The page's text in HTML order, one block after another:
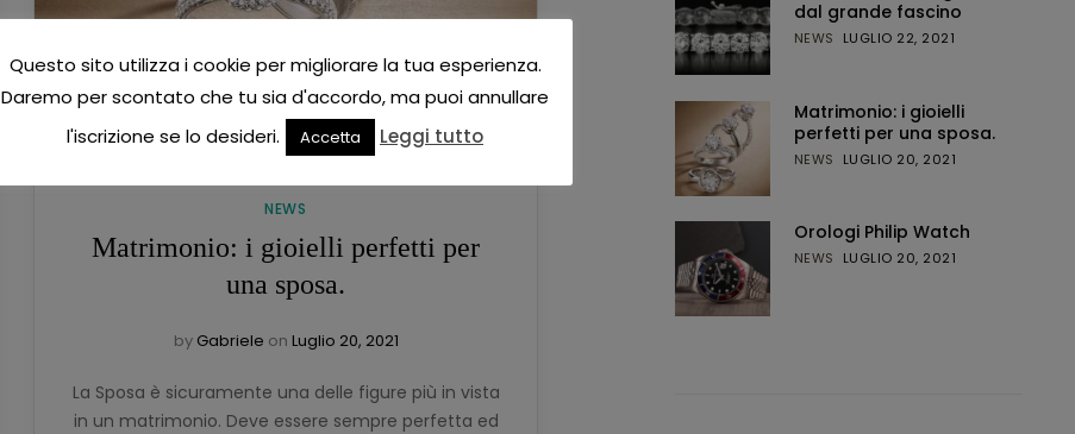
NEWS
Matrimonio: i gioielli perfetti per
una sposa.
by Gabriele on Luglio 20, 2021
La Sposa è sicuramente una delle figure più in vista
in un matrimonio. Deve essere sempre perfetta ed
dal grande fascino
NEWS LUGLIO 22, 2021
Matrimonio: i gioielli
perfetti per una sposa.
NEWS LUGLIO 20, 2021
Orologi Philip Watch
NEWS LUGLIO 20, 2021
Questo sito utilizza i cookie per migliorare la tua esperienza.
Daremo per scontato che tu sia d'accordo, ma puoi annullare
l'iscrizione se lo desideri.
Accetta Leggi tutto